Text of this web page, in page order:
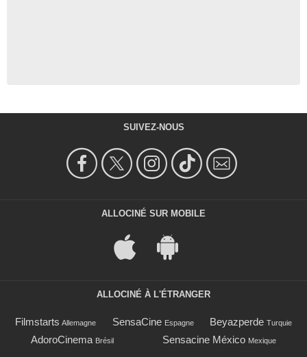
SUIVEZ-NOUS
ALLOCINÉ SUR MOBILE
ALLOCINÉ À L'ÉTRANGER
Filmstarts Allemagne SensaCine Espagne Beyazperde Turquie
AdoroCinema Brésil Sensacine México Mexique